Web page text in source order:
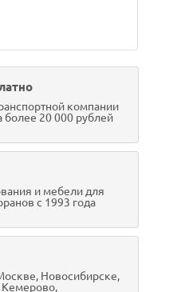
компании
более 20 000 рублей
и мебели для
с 1993 года
Новосибирске,
Кемерово,